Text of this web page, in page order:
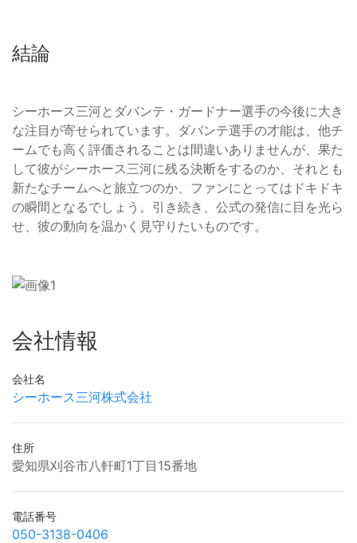
結論
シーホース三河とダバンテ・ガードナー選手の今後に大き
な注目が寄せられています。ダバンテ選手の才能は、他チ
ームでも高く評価されることは間違いありませんが、果た
して彼がシーホース三河に残る決断をするのか、それとも
新たなチームへと旅立つのか、ファンにとってはドキドキ
の瞬間となるでしょう。引き続き、公式の発信に目を光ら
せ、彼の動向を温かく見守りたいものです。
会社情報
会社名
シーホース三河株式会社
住所
愛知県刈谷市八軒町1丁目15番地
電話番号
050-3138-0406